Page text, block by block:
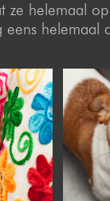
ze helemaal
eens helemaal